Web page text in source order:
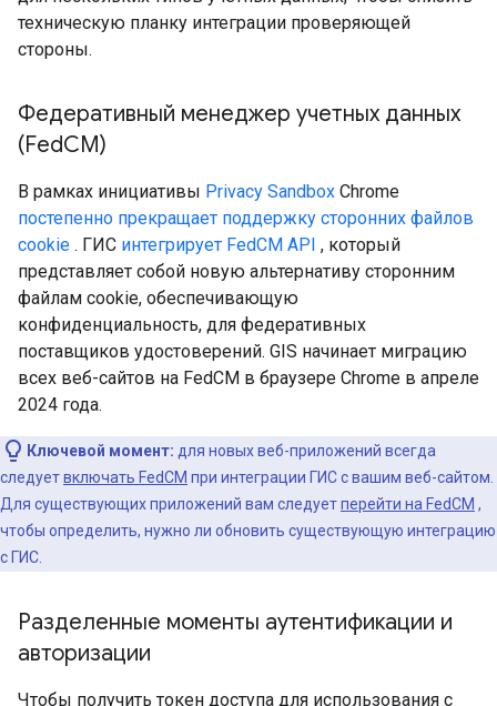
техническую планку интеграции проверяющей
стороны.
Федеративный менеджер учетных данных
(FedCM)
В рамках инициативы Privacy Sandbox Chrome
постепенно прекращает поддержку сторонних файлов
cookie . ГИС интегрирует FedCM API , который
представляет собой новую альтернативу сторонним
файлам cookie, обеспечивающую
конфиденциальность, для федеративных
поставщиков удостоверений. GIS начинает миграцию
всех веб-сайтов на FedCM в браузере Chrome в апреле
2024 года.
Ключевой момент: для новых веб-приложений всегда
следуетвключать FedCM при интеграции ГИС с вашим веб-сайтом.
Для существующих приложений вам следуетперейти на FedCM ,
чтобы определить, нужно ли обновить существующую интеграцию
с ГИС.
Разделенные моменты аутентификации и
авторизации
Чтобы получить токен доступа для использования с